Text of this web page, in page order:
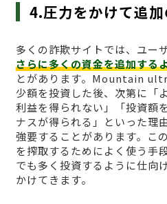
4.圧力をかけて追
多くの詐欺サイトでは、ユー
さらに多くの資金を追加する
とがあります。Mountain
少額を投資した後、次第に「
利益を得られない」「投資額
ナスが得られる」といった理
強要することがあります。こ
を搾取するためによく使う手
でも多く投資するように仕向
かけてきます。